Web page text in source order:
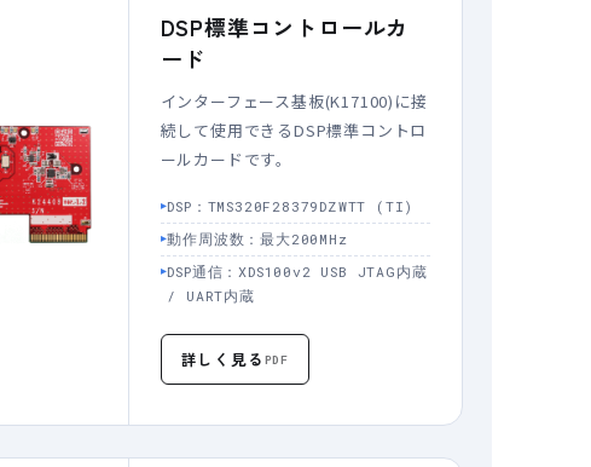
DSP標準コントロールカ
ード
インターフェース基板(K17100)に接
続して使用できるDSP標準コントロ
ールカードです。
DSP：TMS320F28379DZWTT (TI)
動作周波数：最大200MHz
DSP通信：XDS100v2 USB JTAG内蔵
/ UART内蔵
詳しく見る PDF